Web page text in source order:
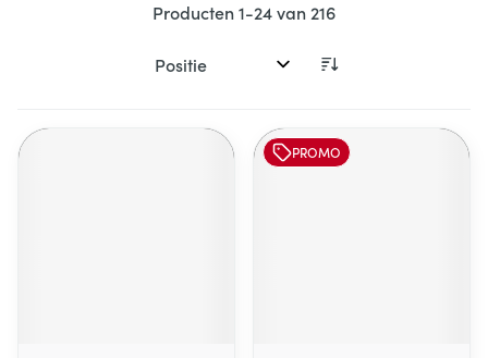
Producten1-24van 216
Sorteer op:
PROMO